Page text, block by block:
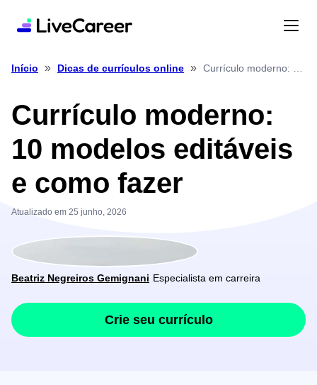
Início » Dicas de currículos online »
Currículo moderno:
10 modelos editáveis
e como fazer
Atualizado em 25 junho, 2026
Beatriz Negreiros Gemignani Especialista em carreira
Crie seu currículo